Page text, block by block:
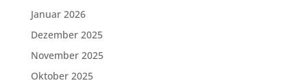
Januar 2026
Dezember 2025
November 2025
Oktober 2025